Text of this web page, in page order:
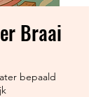
Braai
bepaald